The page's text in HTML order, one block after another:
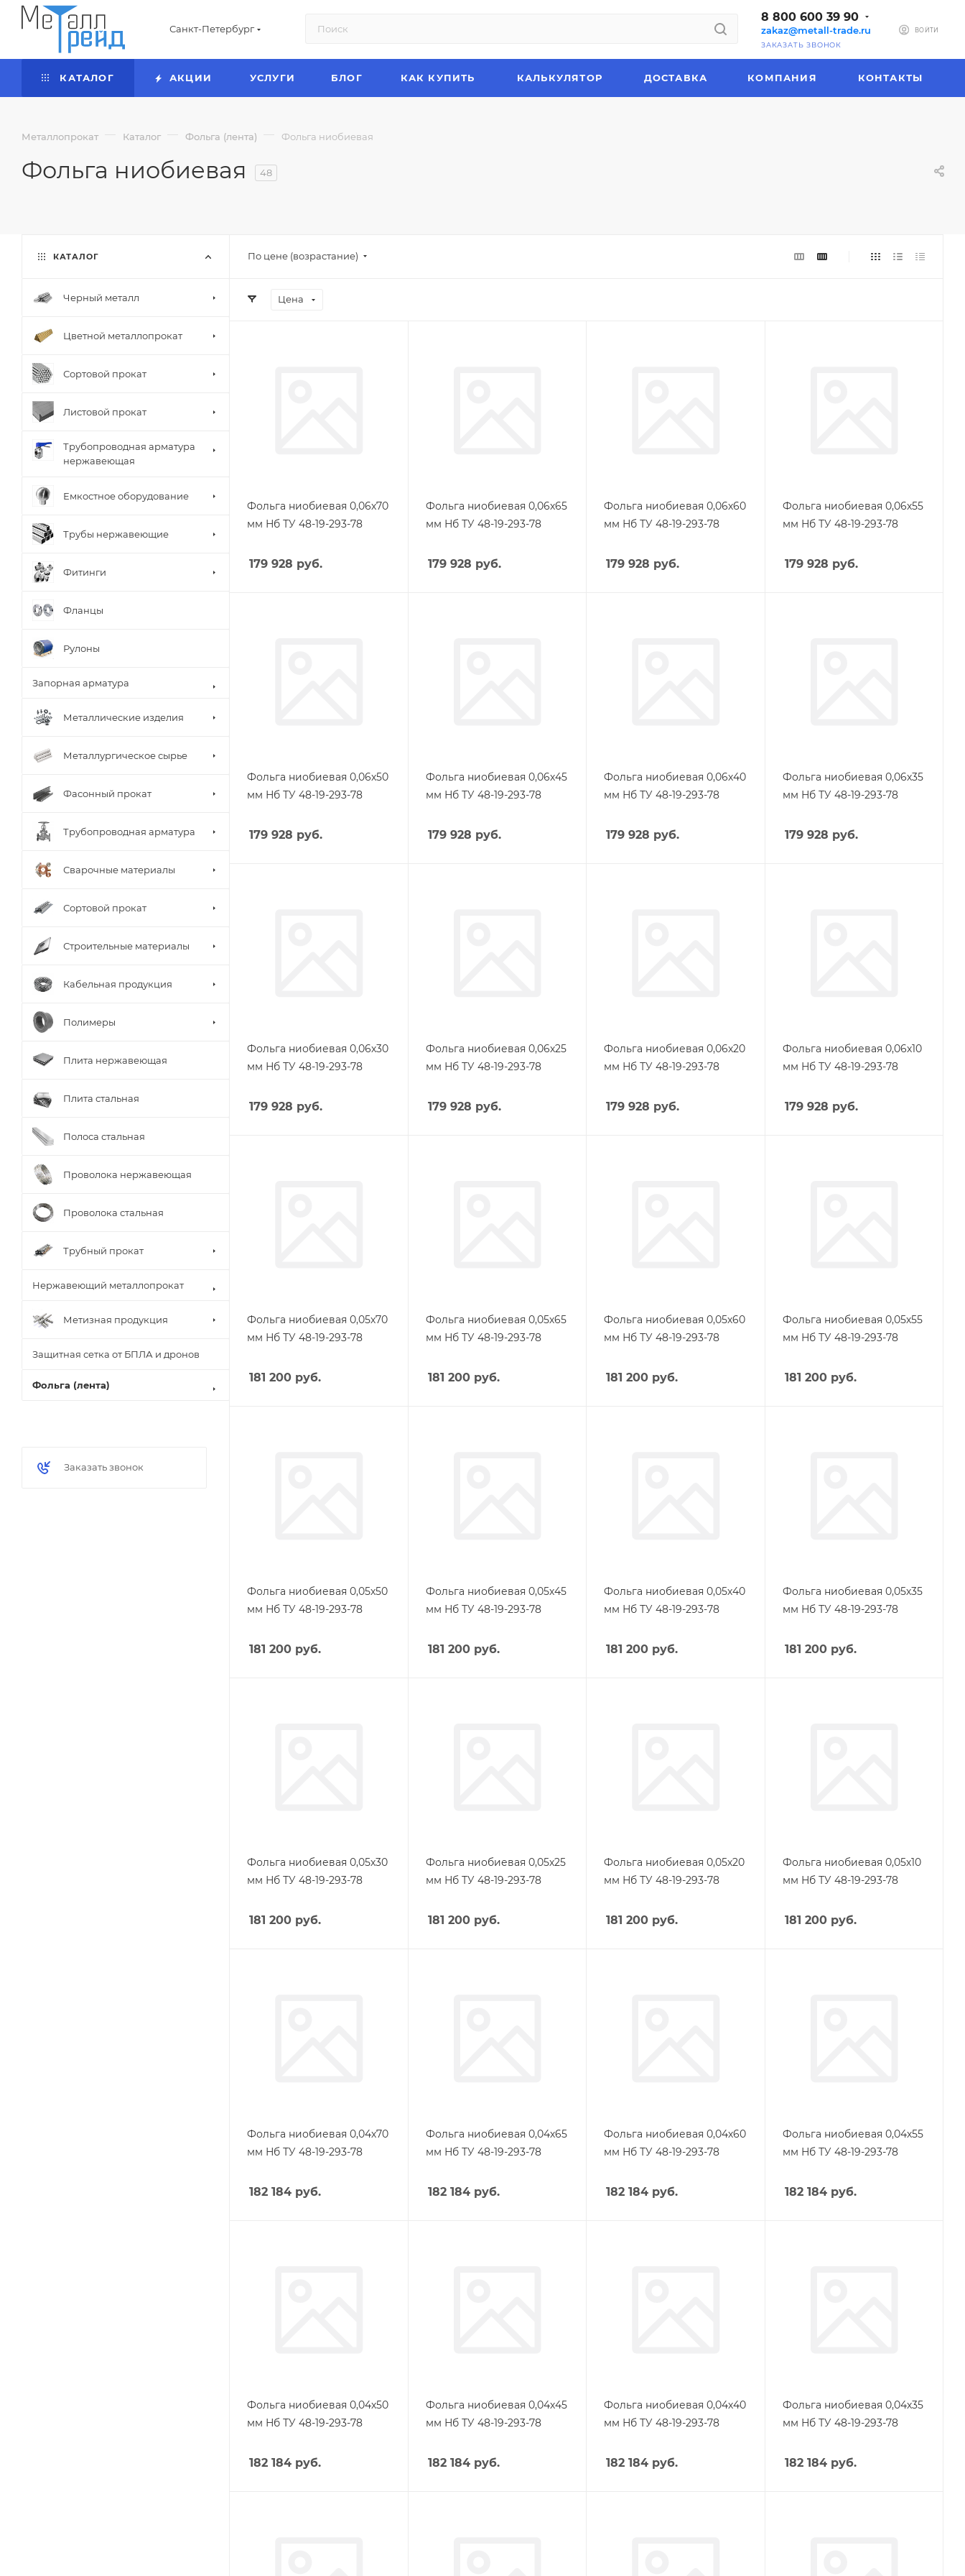
Санкт-Петербург
8 800 600 39 90
zakaz@metall-trade.ru
ЗАКАЗАТЬ ЗВОНОК
ВОЙТИ
КАТАЛОГ АКЦИИ УСЛУГИ БЛОГ КАК КУПИТЬ КАЛЬКУЛЯТОР ДОСТАВКА КОМПАНИЯ КОНТАКТЫ
Металлопрокат — Каталог — Фольга (лента) — Фольга ниобиевая
Фольга ниобиевая 48
По цене (возрастание)
Цена
Фольга ниобиевая 0,06х70
мм Нб ТУ 48-19-293-78
179 928 руб.
Фольга ниобиевая 0,06х65
мм Нб ТУ 48-19-293-78
179 928 руб.
Фольга ниобиевая 0,06х60
мм Нб ТУ 48-19-293-78
179 928 руб.
Фольга ниобиевая 0,06х55
мм Нб ТУ 48-19-293-78
179 928 руб.
Фольга ниобиевая 0,06х50
мм Нб ТУ 48-19-293-78
179 928 руб.
Фольга ниобиевая 0,06х45
мм Нб ТУ 48-19-293-78
179 928 руб.
Фольга ниобиевая 0,06х40
мм Нб ТУ 48-19-293-78
179 928 руб.
Фольга ниобиевая 0,06х35
мм Нб ТУ 48-19-293-78
179 928 руб.
Фольга ниобиевая 0,06х30
мм Нб ТУ 48-19-293-78
179 928 руб.
Фольга ниобиевая 0,06х25
мм Нб ТУ 48-19-293-78
179 928 руб.
Фольга ниобиевая 0,06х20
мм Нб ТУ 48-19-293-78
179 928 руб.
Фольга ниобиевая 0,06х10
мм Нб ТУ 48-19-293-78
179 928 руб.
Фольга ниобиевая 0,05х70
мм Нб ТУ 48-19-293-78
181 200 руб.
Фольга ниобиевая 0,05х65
мм Нб ТУ 48-19-293-78
181 200руб.
Фольга ниобиевая 0,05х60
мм Нб ТУ 48-19-293-78
181 200 руб.
Фольга ниобиевая 0,05х55
мм Нб ТУ 48-19-293-78
181 200руб.
Фольга ниобиевая 0,05х50
мм Нб ТУ 48-19-293-78
181 200 руб.
Фольга ниобиевая 0,05х45
мм Нб ТУ 48-19-293-78
181 200руб.
Фольга ниобиевая 0,05х40
мм Нб ТУ 48-19-293-78
181 200 руб.
Фольга ниобиевая 0,05х35
мм Нб ТУ 48-19-293-78
181 200руб.
Фольга ниобиевая 0,05х30
мм Нб ТУ 48-19-293-78
181 200 руб.
Фольга ниобиевая 0,05х25
мм Нб ТУ 48-19-293-78
181 200руб.
Фольга ниобиевая 0,05х20
мм Нб ТУ 48-19-293-78
181 200 руб.
Фольга ниобиевая 0,05х10
мм Нб ТУ 48-19-293-78
181 200руб.
Фольга ниобиевая 0,04х70
мм Нб ТУ 48-19-293-78
182 184 руб.
Фольга ниобиевая 0,04х65
мм Нб ТУ 48-19-293-78
182 184руб.
Фольга ниобиевая 0,04х60
мм Нб ТУ 48-19-293-78
182 184 руб.
Фольга ниобиевая 0,04х55
мм Нб ТУ 48-19-293-78
182 184руб.
Фольга ниобиевая 0,04х50
мм Нб ТУ 48-19-293-78
182 184 руб.
Фольга ниобиевая 0,04х45
мм Нб ТУ 48-19-293-78
182 184руб.
Фольга ниобиевая 0,04х40
мм Нб ТУ 48-19-293-78
182 184 руб.
Фольга ниобиевая 0,04х35
мм Нб ТУ 48-19-293-78
182 184руб.
КАТАЛОГ
Черный металл
Цветной металлопрокат
Сортовой прокат
Листовой прокат
Трубопроводная арматура
нержавеющая
Емкостное оборудование
Трубы нержавеющие
Фитинги
Фланцы
Рулоны
Запорная арматура
Металлические изделия
Металлургическое сырье
Фасонный прокат
Трубопроводная арматура
Сварочные материалы
Сортовой прокат
Строительные материалы
Кабельная продукция
Полимеры
Плита нержавеющая
Плита стальная
Полоса стальная
Проволока нержавеющая
Проволока стальная
Трубный прокат
Нержавеющий металлопрокат
Метизная продукция
Защитная сетка от БПЛА и дронов
Фольга (лента)
Заказать звонок